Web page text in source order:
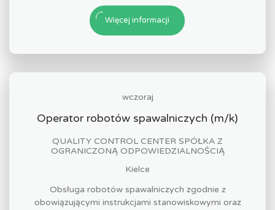
Więcej informacji
wczoraj
Operator robotów spawalniczych (m/k)
QUALITY CONTROL CENTER SPÓŁKA Z
OGRANICZONĄ ODPOWIEDZIALNOŚCIĄ
Kielce
Obsługa robotów spawalniczych zgodnie z
obowiązującymi instrukcjami stanowiskowymi oraz